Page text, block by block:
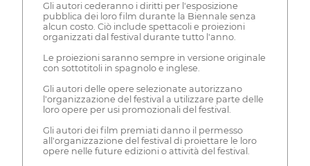
Gli autori cederanno i diritti per l'esposizione
pubblica dei loro film durante la Biennale senza
alcun costo. Ciò include spettacoli e proiezioni
organizzati dal festival durante tutto l'anno.
Le proiezioni saranno sempre in versione originale
con sottotitoli in spagnolo e inglese.
Gli autori delle opere selezionate autorizzano
l'organizzazione del festival a utilizzare parte delle
loro opere per usi promozionali del festival.
Gli autori dei film premiati danno il permesso
all'organizzazione del festival di proiettare le loro
opere nelle future edizioni o attività del festival.